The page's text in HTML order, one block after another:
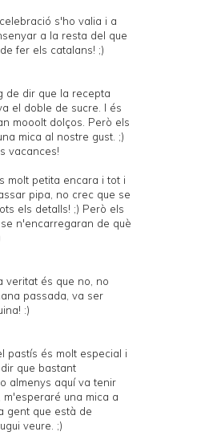
s'ho valia i a
a la resta del que
fer els catalans! ;)
de dir que la recepta
el doble de sucre. I és
mooolt dolços. Però els
mica al nostre gust. ;)
vacances!
molt petita encara i tot i
pipa, no crec que se
els detalls! ;) Però els
n'encarregaran de què
veritat és que no, no
passada, va ser
:)
pastís és molt especial i
que bastant
almenys aquí va tenir
m'esperaré una mica a
gent que està de
veure. ;)